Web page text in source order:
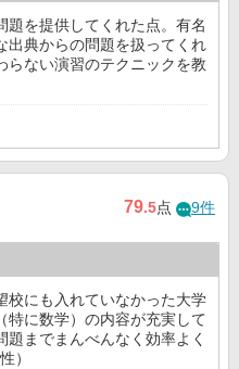
題を提供してくれた点。有名
出典からの問題を扱ってくれ
らない演習のテクニックを教
79.5点 9件
校にも入れていなかった大学
特に数学）の内容が充実して
までまんべんなく効率よく
）